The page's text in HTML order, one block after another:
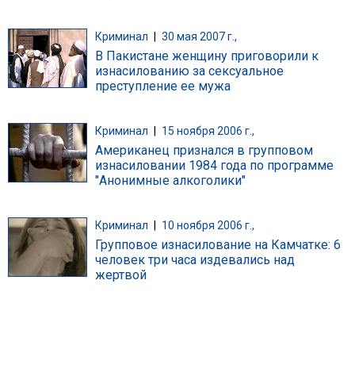
Криминал 30 мая 2007 г.,
В Пакистане женщину приговорили к
изнасилованию за сексуальное
преступление ее мужа
Криминал 15 ноября 2006 г.,
Американец признался в групповом
изнасиловании 1984 года по программе
"Анонимные алкоголики"
Криминал 10 ноября 2006 г.,
Групповое изнасилование на Камчатке: 6
человек три часа издевались над
жертвой